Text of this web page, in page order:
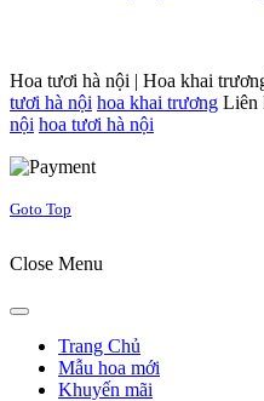
Hoa tươi hà nội | Hoa khai
tươi hà nội hoa khai trương Liên
nội hoa tươi hà nội
Goto Top
Close Menu
Trang Chủ
Mẫu hoa mới
Khuyến mãi